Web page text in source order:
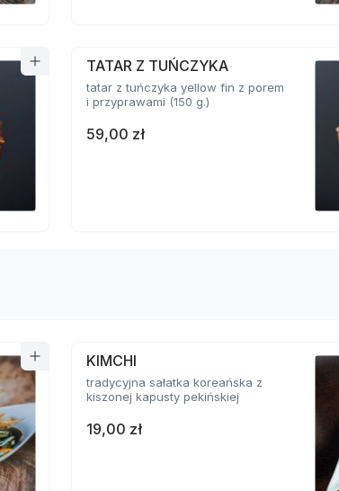
TATAR Z TUŃCZYKA
tatar z tuńczyka yellow fin z porem
i przyprawami (150 g.)
59,00 zł
KIMCHI
tradycyjna sałatka koreańska z
kiszonej kapusty pekińskiej
19,00 zł